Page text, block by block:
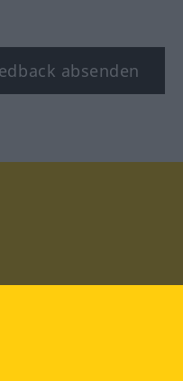
absenden